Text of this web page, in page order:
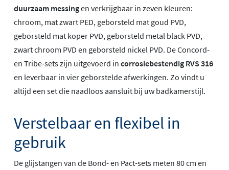
duurzaam messingen verkrijgbaar in zeven kleuren:
chroom, mat zwart PED, geborsteld mat goud PVD,
geborsteld mat koper PVD, geborsteld metal black PVD,
zwart chroom PVD en geborsteld nickel PVD. De Concord-
en Tribe-sets zijn uitgevoerd in corrosiebestendig RVS 316
en leverbaar in vier geborstelde afwerkingen. Zo vindt u
altijd een set die naadloos aansluit bij uw badkamerstijl.
Verstelbaar en flexibel in
gebruik
De glijstangen van de Bond- en Pact-sets meten 80 cm en